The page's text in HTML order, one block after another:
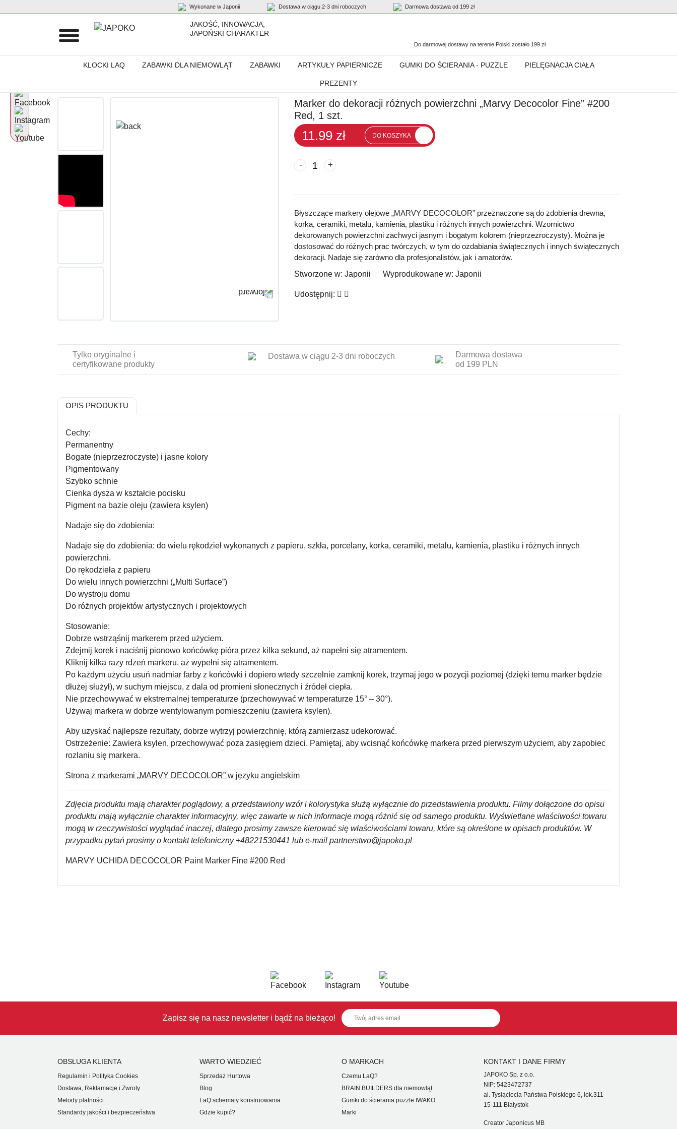
Wykonane w Japonii Dostawa w ciągu 2-3 dni roboczych Darmowa dostawa od 199 zł
JAKOŚĆ, INNOWACJA,
JAPOŃSKI CHARAKTER
Do darmowej dostawy na terenie Polski zostało 199 zł
KLOCKI LAQ ZABAWKI DLA NIEMOWLĄT ZABAWKI ARTYKUŁY PAPIERNICZE GUMKI DO ŚCIERANIA - PUZZLE PIELĘGNACJA CIAŁA
PREZENTY
Marker do dekoracji różnych powierzchni „Marvy Decocolor Fine” #200 Red, 1 szt.
Marker do dekoracji różnych powierzchni „Marvy Decocolor Fine” #200
Red, 1 szt.
11.99 zł DO KOSZYKA
- +
Błyszczące markery olejowe „MARVY DECOCOLOR” przeznaczone są do zdobienia drewna,
korka, ceramiki, metalu, kamienia, plastiku i różnych innych powierzchni. Wzornictwo
dekorowanych powierzchni zachwyci jasnym i bogatym kolorem (nieprzezroczysty). Można je
dostosować do różnych prac twórczych, w tym do ozdabiania świątecznych i innych świątecznych
dekoracji. Nadaje się zarówno dla profesjonalistów, jak i amatorów.
Stworzone w: Japonii Wyprodukowane w: Japonii
Udostępnij:
Tylko oryginalne i
certyfikowane produkty
Dostawa w ciągu 2-3 dni roboczych
Darmowa dostawa
od 199 PLN
OPIS PRODUKTU
Cechy:
Permanentny
Bogate (nieprzezroczyste) i jasne kolory
Pigmentowany
Szybko schnie
Cienka dysza w kształcie pocisku
Pigment na bazie oleju (zawiera ksylen)
Nadaje się do zdobienia:
Nadaje się do zdobienia: do wielu rękodzieł wykonanych z papieru, szkła, porcelany, korka, ceramiki, metalu, kamienia, plastiku i różnych innych
powierzchni.
Do rękodzieła z papieru
Do wielu innych powierzchni („Multi Surface”)
Do wystroju domu
Do różnych projektów artystycznych i projektowych
Stosowanie:
Dobrze wstrząśnij markerem przed użyciem.
Zdejmij korek i naciśnij pionowo końcówkę pióra przez kilka sekund, aż napełni się atramentem.
Kliknij kilka razy rdzeń markeru, aż wypełni się atramentem.
Po każdym użyciu usuń nadmiar farby z końcówki i dopiero wtedy szczelnie zamknij korek, trzymaj jego w pozycji poziomej (dzięki temu marker będzie
dłużej służył), w suchym miejscu, z dala od promieni słonecznych i źródeł ciepła.
Nie przechowywać w ekstremalnej temperaturze (przechowywać w temperaturze 15° – 30°).
Używaj markera w dobrze wentylowanym pomieszczeniu (zawiera ksylen).
Aby uzyskać najlepsze rezultaty, dobrze wytrzyj powierzchnię, którą zamierzasz udekorować.
Ostrzeżenie: Zawiera ksylen, przechowywać poza zasięgiem dzieci. Pamiętaj, aby wcisnąć końcówkę markera przed pierwszym użyciem, aby zapobiec
rozlaniu się markera.
Strona z markerami „MARVY DECOCOLOR” w języku angielskim
Zdjęcia produktu mają charakter poglądowy, a przedstawiony wzór i kolorystyka służą wyłącznie do przedstawienia produktu. Filmy dołączone do opisu
produktu mają wyłącznie charakter informacyjny, więc zawarte w nich informacje mogą różnić się od samego produktu. Wyświetlane właściwości towaru
mogą w rzeczywistości wyglądać inaczej, dlatego prosimy zawsze kierować się właściwościami towaru, które są określone w opisach produktów. W
przypadku pytań prosimy o kontakt telefoniczny +48221530441 lub e-mail partnerstwo@japoko.pl
MARVY UCHIDA DECOCOLOR Paint Marker Fine #200 Red
Zapisz się na nasz newsletter i bądź na bieżąco!
OBSŁUGA KLIENTA
Regulamin i Polityka Cookies
Dostawa, Reklamacje i Zwroty
Metody płatności
Standardy jakości i bezpieczeństwa
WARTO WIEDZIEĆ
Sprzedaż Hurtowa
Blog
LaQ schematy konstruowania
Gdzie kupić?
O MARKACH
Czemu LaQ?
BRAIN BUILDERS dla niemowląt
Gumki do ścierania puzzle IWAKO
Marki
KONTAKT I DANE FIRMY
JAPOKO Sp. z o.o.
NIP: 5423472737
al. Tysiąclecia Państwa Polskiego 6, lok.311
15-111 Białystok
Creator Japonicus MB